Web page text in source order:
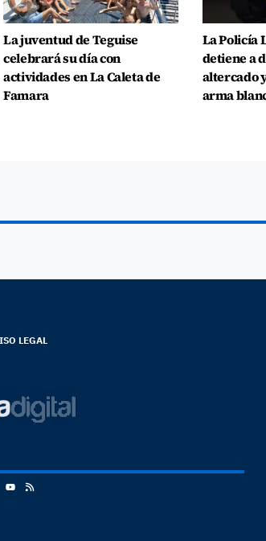
La juventud de Teguise
celebrará su día con
actividades en La Caleta de
Famara
La Policía
detiene a
altercado
arma
LEGAL